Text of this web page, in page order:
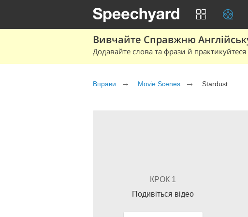
Вивчайте Справжню
Додавайте слова та фрази й
Вправи Movie Scenes Stardust
КРОК 1
Подивіться відео